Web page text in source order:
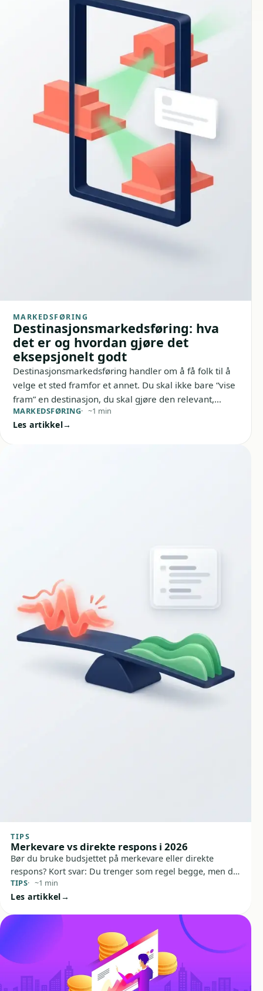
MARKEDSFØRING
Destinasjonsmarkedsføring: hva
det er og hvordan gjøre det
eksepsjonelt godt
Destinasjonsmarkedsføring handler om å få folk til å
velge et sted framfor et annet. Du skal ikke bare “vise
fram” en destinasjon, du skal gjøre den relevant,
tydelig og fristende for riktige reisende.
MARKEDSFØRING ~1 min
Les artikkel
TIPS
Merkevare vs direkte respons i 2026
Bør du bruke budsjettet på merkevare eller direkte
respons? Kort svar: Du trenger som regel begge, men de
må ha ulike jobber. Denne guiden viser forskjellen, hva
du faktisk kan måle, og hvordan du bygger et opplegg
TIPS ~1 min
Les artikkel